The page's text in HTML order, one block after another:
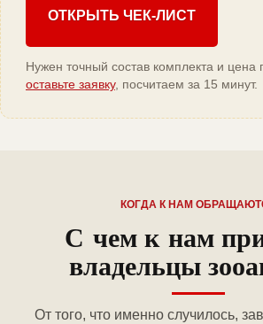
ОТКРЫТЬ ЧЕК-ЛИСТ
Нужен точный состав комплекта и цена
оставьте заявку, посчитаем за 15 минут.
КОГДА К НАМ
С чем к нам
владельцы
От того, что именно случилось,